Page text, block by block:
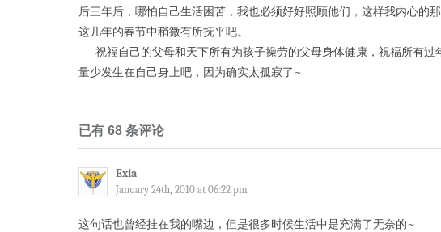
后三年后，哪怕自己生活困苦，我也必须好好照顾他们，这样我内心的
这几年的春节中稍微有所抚平吧。
祝福自己的父母和天下所有为孩子操劳的父母身体健康，祝福所有过
量少发生在自己身上吧，因为确实太孤寂了~
已有 68 条评论
Exia
January 24th, 2010 at 06:22 pm
这句话也曾经挂在我的嘴边，但是很多时候生活中是充满了无奈的~